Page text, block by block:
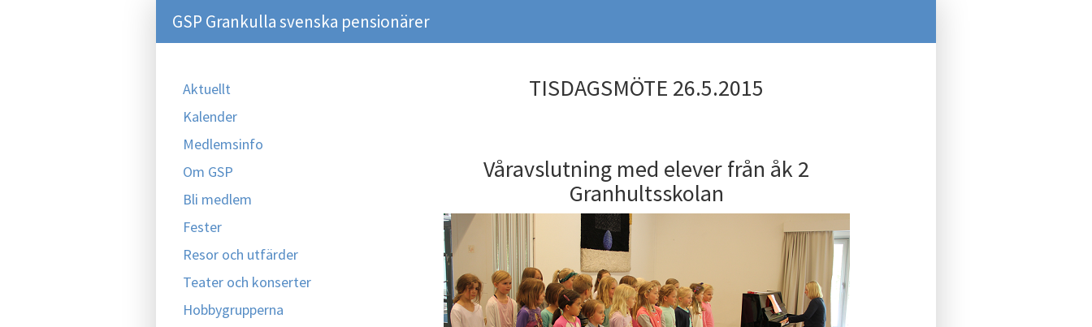
GSP Grankulla svenska pensionärer
Aktuellt
Kalender
Medlemsinfo
Om GSP
Bli medlem
Fester
Resor och utfärder
Teater och konserter
Hobbygrupperna
TISDAGSMÖTE 26.5.2015
Våravslutning med elever från åk 2
Granhultsskolan